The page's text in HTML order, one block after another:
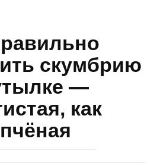
скумбрию
—
как